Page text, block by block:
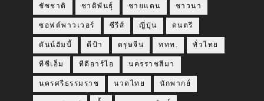
ชัชชาติ ชาติพันธุ์ ชายแดน ชาวนา
ซอฟต์พาวเวอร์ ซีรีส์ ญี่ปุ่น ดนตรี
ดันน์ฮัมบี้ ดีป้า ตรุษจีน ททท. ทั่วไทย
ทีซีเอ็ม ทีดีอาร์ไอ นครราชสีมา
นครศรีธรรมราช นวดไทย นักพากย์